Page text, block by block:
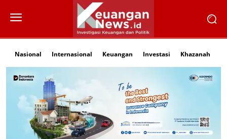
Nasional Internasional Keuangan Investasi Khazanah